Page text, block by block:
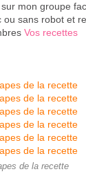
mon groupe
ou sans robot et
Vos recettes
de la recette